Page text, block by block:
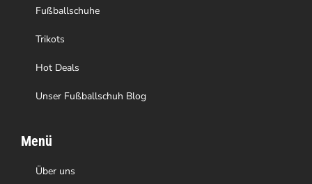
Fußballschuhe
Trikots
Hot Deals
Unser Fußballschuh Blog
Menü
Über uns